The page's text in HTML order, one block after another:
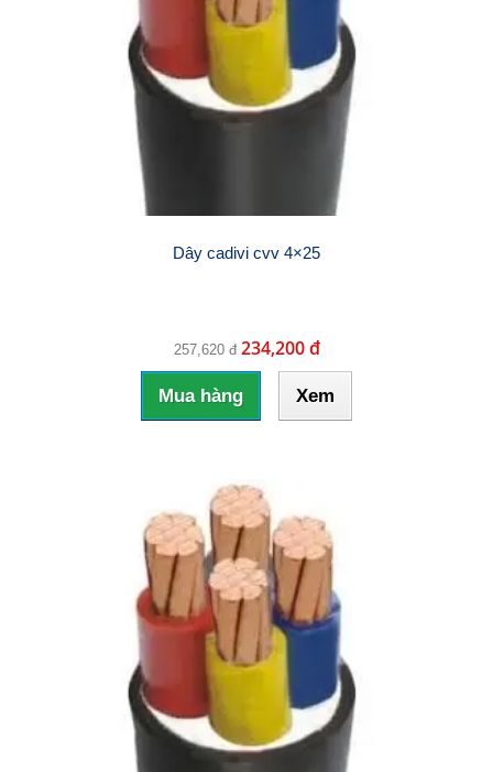
Dây cadivi cvv 4×25
257,620 đ 234,200 đ
Mua hàng Xem